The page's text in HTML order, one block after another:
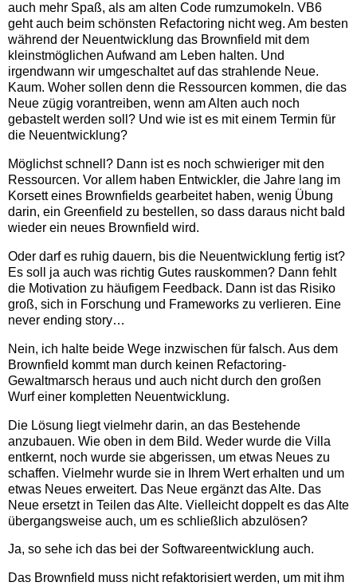
auch mehr Spaß, als am alten Code rumzumokeln. VB6
geht auch beim schönsten Refactoring nicht weg. Am besten
während der Neuentwicklung das Brownfield mit dem
kleinstmöglichen Aufwand am Leben halten. Und
irgendwann wir umgeschaltet auf das strahlende Neue.
Kaum. Woher sollen denn die Ressourcen kommen, die das
Neue zügig vorantreiben, wenn am Alten auch noch
gebastelt werden soll? Und wie ist es mit einem Termin für
die Neuentwicklung?
Möglichst schnell? Dann ist es noch schwieriger mit den
Ressourcen. Vor allem haben Entwickler, die Jahre lang im
Korsett eines Brownfields gearbeitet haben, wenig Übung
darin, ein Greenfield zu bestellen, so dass daraus nicht bald
wieder ein neues Brownfield wird.
Oder darf es ruhig dauern, bis die Neuentwicklung fertig ist?
Es soll ja auch was richtig Gutes rauskommen? Dann fehlt
die Motivation zu häufigem Feedback. Dann ist das Risiko
groß, sich in Forschung und Frameworks zu verlieren. Eine
never ending story…
Nein, ich halte beide Wege inzwischen für falsch. Aus dem
Brownfield kommt man durch keinen Refactoring-
Gewaltmarsch heraus und auch nicht durch den großen
Wurf einer kompletten Neuentwicklung.
Die Lösung liegt vielmehr darin, an das Bestehende
anzubauen. Wie oben in dem Bild. Weder wurde die Villa
entkernt, noch wurde sie abgerissen, um etwas Neues zu
schaffen. Vielmehr wurde sie in Ihrem Wert erhalten und um
etwas Neues erweitert. Das Neue ergänzt das Alte. Das
Neue ersetzt in Teilen das Alte. Vielleicht doppelt es das Alte
übergangsweise auch, um es schließlich abzulösen?
Ja, so sehe ich das bei der Softwareentwicklung auch.
Das Brownfield muss nicht refaktorisiert werden, um mit ihm